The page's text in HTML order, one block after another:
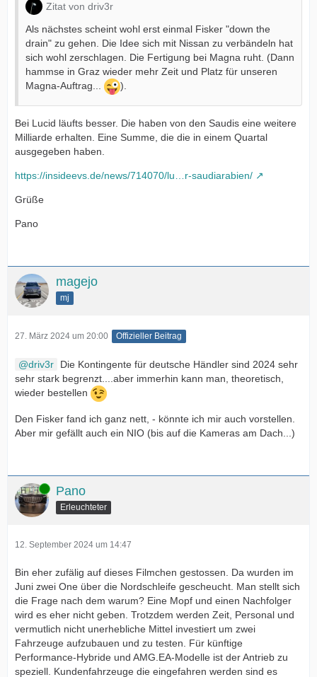
Zitat von driv3r
Als nächstes scheint wohl erst einmal Fisker "down the
drain" zu gehen. Die Idee sich mit Nissan zu verbändeln hat
sich wohl zerschlagen. Die Fertigung bei Magna ruht. (Dann
hammse in Graz wieder mehr Zeit und Platz für unseren
Magna-Auftrag...
).
Bei Lucid läufts besser. Die haben von den Saudis eine weitere
Milliarde erhalten. Eine Summe, die die in einem Quartal
ausgegeben haben.
https://insideevs.de/news/714070/lu…r-saudiarabien/
Grüße
Pano
magejo
mj
27. März 2024 um 20:00 Offizieller Beitrag
driv3r
Die Kontingente für deutsche Händler sind 2024 sehr
sehr stark begrenzt....aber immerhin kann man, theoretisch,
wieder bestellen
Den Fisker fand ich ganz nett, - könnte ich mir auch vorstellen.
Aber mir gefällt auch ein NIO (bis auf die Kameras am Dach...)
Online Pano
Erleuchteter
12. September 2024 um 14:47
Bin eher zufälig auf dieses Filmchen gestossen. Da wurden im
Juni zwei One über die Nordschleife gescheucht. Man stellt sich
die Frage nach dem warum? Eine Mopf und einen Nachfolger
wird es eher nicht geben. Trotzdem werden Zeit, Personal und
vermutlich nicht unerhebliche Mittel investiert um zwei
Fahrzeuge aufzubauen und zu testen. Für künftige
Performance-Hybride und AMG.EA-Modelle ist der Antrieb zu
speziell. Kundenfahrzeuge die eingefahren werden sind es